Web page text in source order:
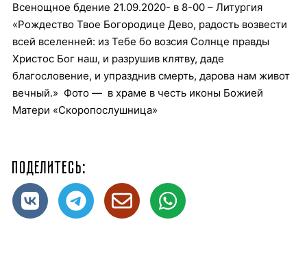
Всенощное бдение 21.09.2020- в 8-00 – Литургия
«Рождество Твое Богородице Дево, радость возвести
всей вселенней: из Тебе бо возсия Солнце правды
Христос Бог наш, и разрушив клятву, даде
благословение, и упразднив смерть, дарова нам живот
вечный.» Фото — в храме в честь иконы Божией
Матери «Скоропослушница»
Поделитесь: